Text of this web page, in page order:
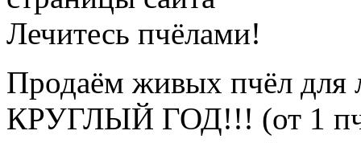
Лечитесь пчёлами!
Продаём живых пчёл для
КРУГЛЫЙ ГОД!!! (от 1